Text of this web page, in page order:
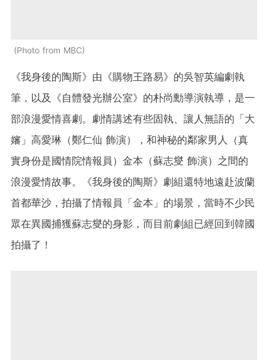
Photo from MBC
《我身後的陶斯》由《購物王路易》的吳智英編劇執
筆，以及《自體發光辦公室》的朴尚勳導演執導，是一
部浪漫愛情喜劇。劇情講述有些固執、讓人無語的「大
嬸」高愛琳（鄭仁仙 飾演），和神秘的鄰家男人（真
實身份是國情院情報員）金本（蘇志燮 飾演）之間的
浪漫愛情故事。《我身後的陶斯》劇組還特地遠赴波蘭
首都華沙，拍攝了情報員「金本」的場景，當時不少民
眾在異國捕獲蘇志燮的身影，而目前劇組已經回到韓國
拍攝了！